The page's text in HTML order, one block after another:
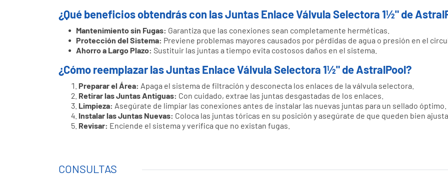
¿Qué beneficios obtendrás con las Juntas Enlace Válvula Selectora 1½" de
Mantenimiento sin Fugas: Garantiza que las conexiones sean completamente herméticas.
Protección del Sistema: Previene problemas mayores causados por pérdidas de agua o presión en el
Ahorro a Largo Plazo: Sustituir las juntas a tiempo evita costosos daños en el sistema.
¿Cómo reemplazar las Juntas Enlace Válvula Selectora 1½" de AstralPool?
Preparar el Área: Apaga el sistema de filtración y desconecta los enlaces de la válvula selectora.
Retirar las Juntas Antiguas: Con cuidado, extrae las juntas desgastadas de los enlaces.
Limpieza: Asegúrate de limpiar las conexiones antes de instalar las nuevas juntas para un sellado óptimo.
Instalar las Juntas Nuevas: Coloca las juntas tóricas en su posición y asegúrate de que queden bien
Revisar: Enciende el sistema y verifica que no existan fugas.
CONSULTAS